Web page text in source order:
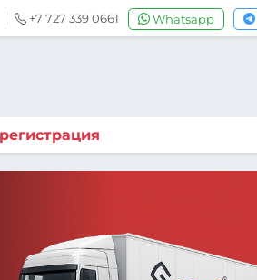
+7 727 339 0661 Whatsapp
регистрация